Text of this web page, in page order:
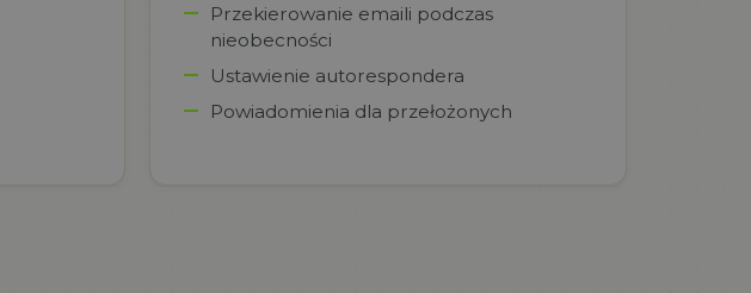
Przekierowanie emaili podczas
nieobecności
Ustawienie autorespondera
Powiadomienia dla przełożonych